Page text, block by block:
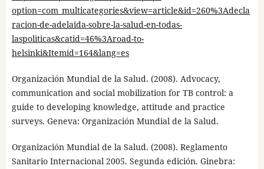
option=com_multicategories&view=article&id=260%3Adecla
racion-de-adelaida-sobre-la-salud-en-todas-
laspoliticas&catid=46%3Aroad-to-
helsinki&Itemid=164&lang=es
Organización Mundial de la Salud. (2008). Advocacy,
communication and social mobilization for TB control: a
guide to developing knowledge, attitude and practice
surveys. Geneva: Organización Mundial de la Salud.
Organización Mundial de la Salud. (2008). Reglamento
Sanitario Internacional 2005. Segunda edición. Ginebra: